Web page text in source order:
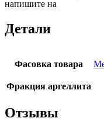
напишите на
Детали
Фасовка товара
Фракция аргеллита
Отзывы